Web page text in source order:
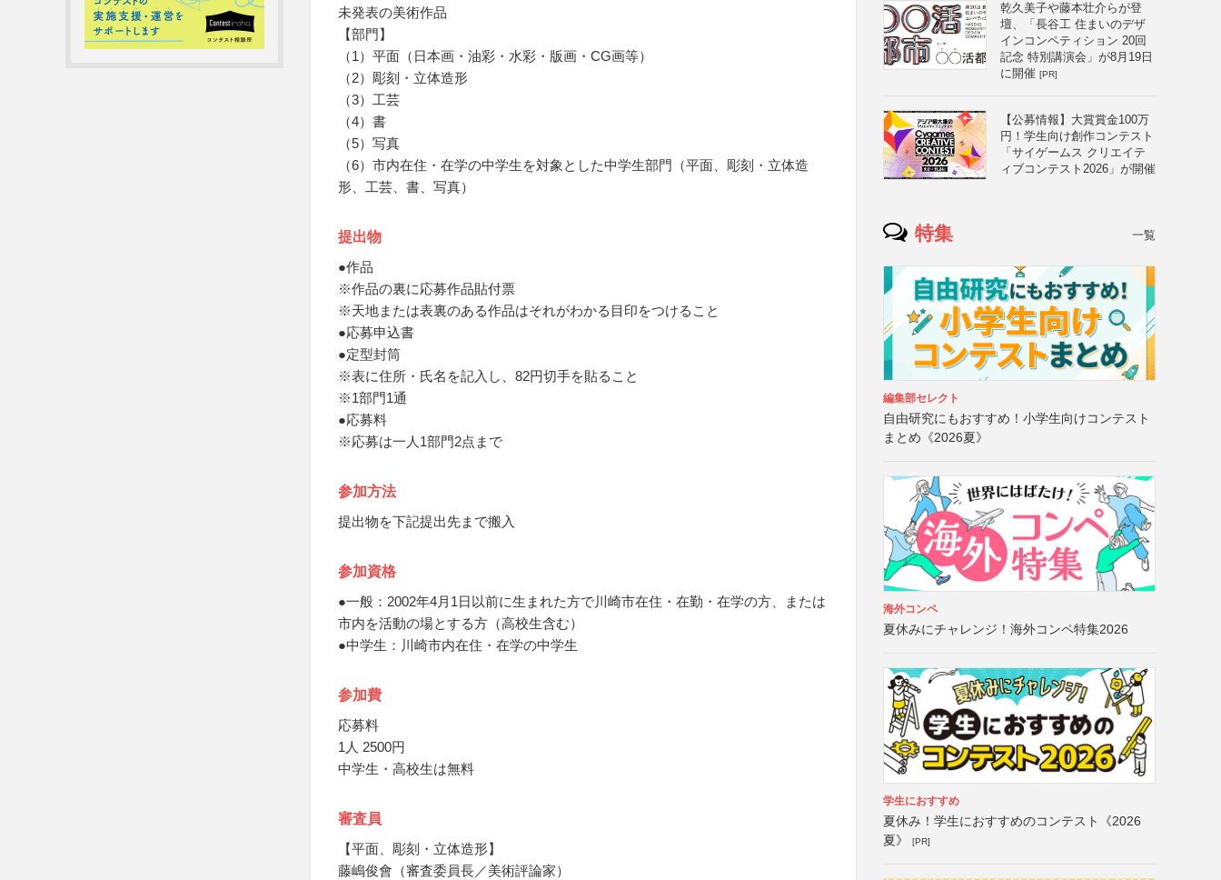
未発表の美術作品
【部門】
（1）平面（日本画・油彩・水彩・版画・CG画等）
（2）彫刻・立体造形
（3）工芸
（4）書
（5）写真
（6）市内在住・在学の中学生を対象とした中学生部門（平面、彫刻・立体造
形、工芸、書、写真）
提出物
●作品
※作品の裏に応募作品貼付票
※天地または表裏のある作品はそれがわかる目印をつけること
●応募申込書
●定型封筒
※表に住所・氏名を記入し、82円切手を貼ること
※1部門1通
●応募料
※応募は一人1部門2点まで
参加方法
提出物を下記提出先まで搬入
参加資格
●一般：2002年4月1日以前に生まれた方で川崎市在住・在勤・在学の方、または
市内を活動の場とする方（高校生含む）
●中学生：川崎市内在住・在学の中学生
参加費
応募料
1人 2500円
中学生・高校生は無料
審査員
【平面、彫刻・立体造形】
藤嶋俊會（審査委員長／美術評論家）
乾久美子や藤本壮介らが登
壇、「長谷工 住まいのデザ
インコンペティション 20回
記念 特別講演会」が8月19日
に開催 [PR]
【公募情報】大賞賞金100万
円！学生向け創作コンテスト
「サイゲームス クリエイテ
ィブコンテスト2026」が開催
特集 一覧
編集部セレクト
自由研究にもおすすめ！小学生向けコンテスト
まとめ《2026夏》
海外コンペ
夏休みにチャレンジ！海外コンペ特集2026
学生におすすめ
夏休み！学生におすすめのコンテスト《2026
夏》
[PR]